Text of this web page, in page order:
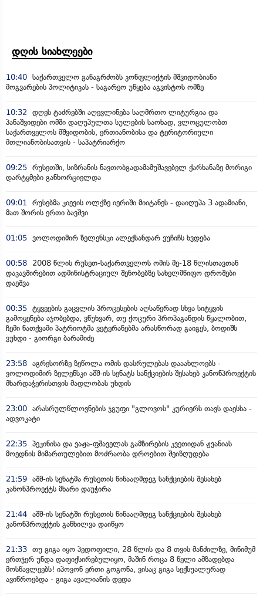
დღის სიახლეები
10:40 საქართველო განაგრძობს კონფლიქტის მშვიდობიანი
მოგვარების პოლიტიკას - საგარეო უწყება აგვისტოს ომზე
10:32
დღეს ტაძრებში აღევლინება საღმრთო ლიტურგია და
პანაშვიდები ომში დაღუპულთა სულების საოხად, ვლოცულობთ
საქართველოს მშვიდობის, ერთიანობისა და ტერიტორიული
მთლიანობისათვის - საპატრიარქო
09:25 რუსეთში, სიზრანის ნავთობგადამამუშავებელ ქარხანაზე მორიგი
დარტყმები განხორციელდა
09:01
რუსებმა კიევის ოლქზე იერიში მიიტანეს - დაიღუპა 3 ადამიანი,
მათ შორის ერთი ბავშვი
01:05 ვოლოდიმირ ზელენსკი ალექსანდარ ვუჩიჩს ხვდება
00:58
2008 წლის რუსეთ-საქართველოს ომის მე-18 წლისთავთან
დაკავშირებით ადმინისტრაციულ შენობებზე სახელმწიფო დროშები
დაეშვა
00:35 ტყვეების გაცვლის პროცესების აღსაწერად სხვა სიტყვის
გამოყენება აჯობებდა, ვწუხვარ, თუ ქოცური პროპაგანდის წყალობით,
ჩემი ნათქვამი პატრიოტმა ვეტერანებმა არასწორად გაიგეს, ბოდიშს
ვუხდი - გიორგი ბარამიძე
23:58 აგრესორზე ზეწოლა ომის დასრულებას დააახლოებს -
ვოლოდიმირ ზელენსკი აშშ-ის სენატს სანქციების შესახებ კანონპროექტის
მხარდაჭერისთვის მადლობას უხდის
23:00 არასრულწლოვნების ჯგუფი "გლოვოს" კურიერს თავს დაესხა -
ადვოკატი
22:35 პეკინისა და ვაჟა-ფშაველას გამზირების კვეთიდან ჟვანიას
მოედნის მიმართულებით მოძრაობა დროებით შეიზღუდება
21:59 აშშ-ის სენატმა რუსეთის წინააღმდეგ სანქციების შესახებ
კანონპროექტს მხარი დაუჭირა
21:44 აშშ-ის სენატში რუსეთის წინააღმდეგ სანქციების შესახებ
კანონპროექტის განხილვა დაიწყო
21:33 თუ გიგა იყო პედოფილი, 28 წლის და 8 თვის მანძილზე, მინიმუმ
ერთჯერ უნდა დაფიქსირებულიყო, მაშინ როცა 8 წელი ამზადებდა
მოსწავლეებს! იპოვონ ერთი გოგონა, ვისაც გიგა სექსუალურად
ავიწროებდა - გიგა ავალიანის დედა